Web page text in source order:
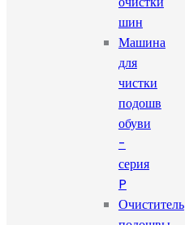
шин
Машина
для
чистки
подошв
обуви
-
серия
P
Очиститель